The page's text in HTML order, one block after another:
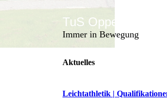
TuS Oppenau
Immer in Bewegung
Aktuelles
Leichtathletik |